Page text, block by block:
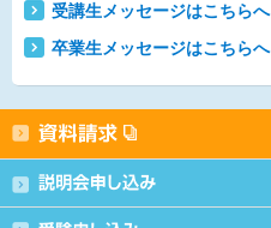
受講生メッセージはこちらへ
卒業生メッセージはこちらへ